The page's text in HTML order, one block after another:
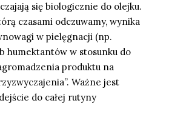
się biologicznie do olejku.
czasami odczuwamy, wynika
w pielęgnacji (np.
humektantów w stosunku do
produktu na
Ważne jest
do całej rutyny